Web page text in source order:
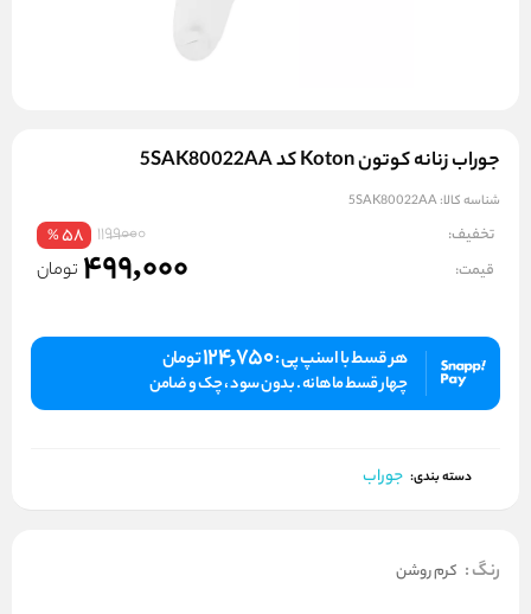
جوراب زنانه کوتون Koton کد 5SAK80022AA
شناسه کالا:5SAK80022AA
تخفیف: 1199000
58
%
قیمت: 499,000 تومان
هر قسط با اسنپ پی :124,750تومان
چهار قسط ماهانه . بدون سود ، چک و ضامن
دسته بندی: جوراب
رنگ: کرم روشن